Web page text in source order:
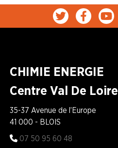
CHIMIE ENERGIE
Centre Val De Loire
35-37 Avenue de l’Europe
41 000 - BLOIS
07 50 95 60 48